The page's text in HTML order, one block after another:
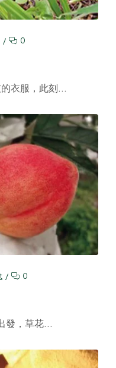
0
衣服，此刻...
0
發，草花...